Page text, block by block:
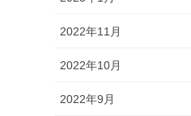
2022年11月
2022年10月
2022年9月